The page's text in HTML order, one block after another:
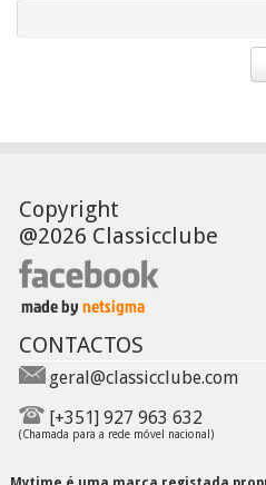
Copyright
@2026 Classicclube
CONTACTOS
geral@classicclube.com
[+351] 927 963 632
(Chamada para a rede móvel nacional)